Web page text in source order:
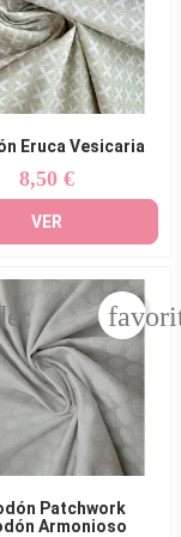
Eruca Vesicaria
Precio
8,50 €
VER
Patchwork
Armonioso